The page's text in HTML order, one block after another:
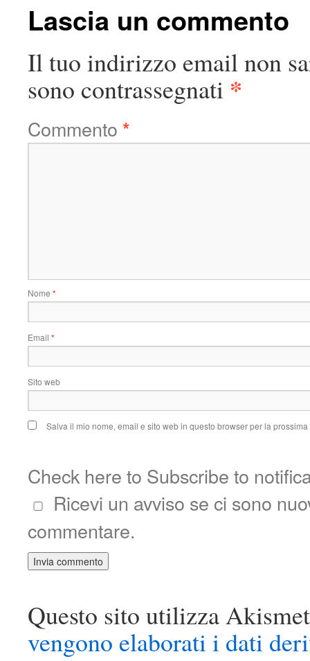
Lascia un commento
Il tuo indirizzo email non
sono contrassegnati *
Commento *
Nome *
Email *
Sito web
Salva il mio nome, email e sito web in questo browser per la
Check here to Subscribe to
Ricevi un avviso se ci sono
commentare.
Questo sito utilizza
vengono elaborati i dati